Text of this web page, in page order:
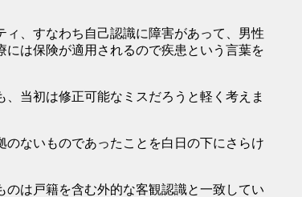
、すなわち自己認識に障害があって、男性
は保険が適用されるので疾患という言葉を
当初は修正可能なミスだろうと軽く考えま
ないものであったことを白日の下にさらけ
は戸籍を含む外的な客観認識と一致してい